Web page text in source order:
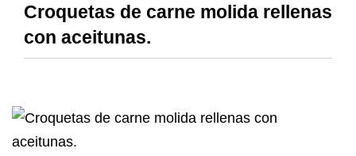
Croquetas de carne molida rellenas
con aceitunas.